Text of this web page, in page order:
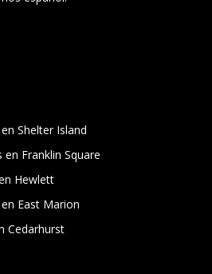
Shelter Island
Franklin Square
Hewlett
East Marion
Cedarhurst